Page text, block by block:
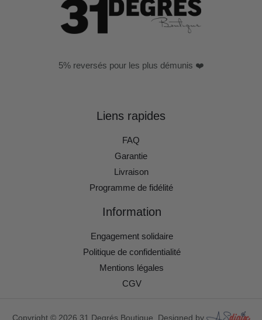
5% reversés pour les plus démunis ❤️
Liens rapides
FAQ
Garantie
Livraison
Programme de fidélité
Information
Engagement solidaire
Politique de confidentialité
Mentions légales
CGV
Copyright © 2026 31 Degrés Boutique. Designed by